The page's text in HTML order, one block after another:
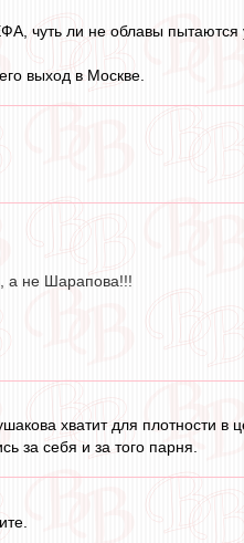
чуть ли не облавы
выход в Москве.
а не Шарапова!!!
хватит для плотности в
за себя и за того парня.